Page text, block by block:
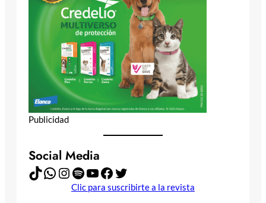
Publicidad
Social Media
TikTok WhatsApp Instagram Spotify YouTube Facebook Twitter
Clic para suscribirte a la revista